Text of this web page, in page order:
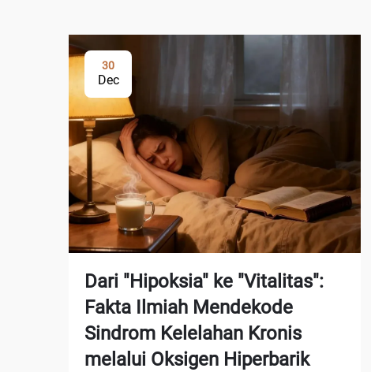
30
Dec
Dari "Hipoksia" ke "Vitalitas":
Fakta Ilmiah Mendekode
Sindrom Kelelahan Kronis
melalui Oksigen Hiperbarik